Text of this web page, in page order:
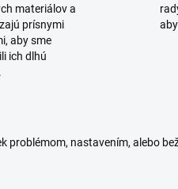
materiálov a
prísnymi
aby sme
ich dlhú
problémom, nastavením, alebo